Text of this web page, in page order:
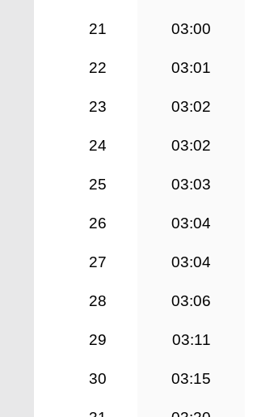
21 03:00
22 03:01
23 03:02
24 03:02
25 03:03
26 03:04
27 03:04
28 03:06
29 03:11
30 03:15